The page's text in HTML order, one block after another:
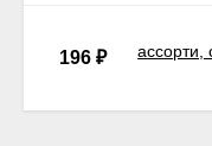
196 ₽